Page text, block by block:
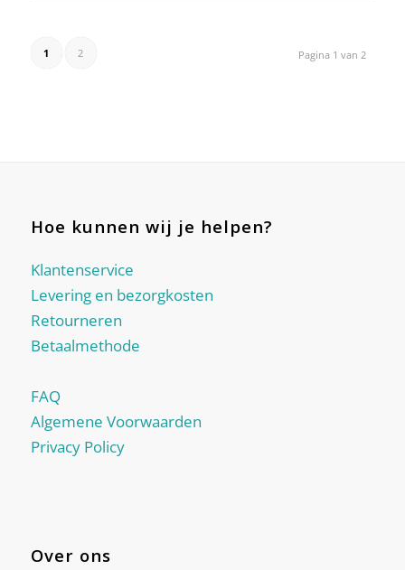
Pagina 1 van 2
1 2
Hoe kunnen wij je helpen?
Klantenservice
Levering en bezorgkosten
Retourneren
Betaalmethode
FAQ
Algemene Voorwaarden
Privacy Policy
Over ons